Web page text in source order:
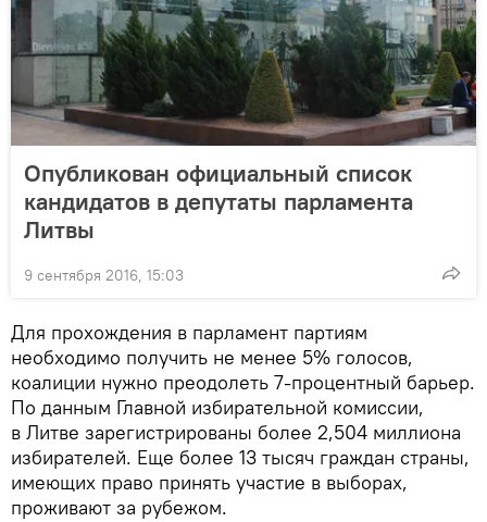
Опубликован официальный список
кандидатов в депутаты парламента
Литвы
9 сентября 2016, 15:03
Для прохождения в парламент партиям
необходимо получить не менее 5% голосов,
коалиции нужно преодолеть 7-процентный барьер.
По данным Главной избирательной комиссии,
в Литве зарегистрированы более 2,504 миллиона
избирателей. Еще более 13 тысяч граждан страны,
имеющих право принять участие в выборах,
проживают за рубежом.